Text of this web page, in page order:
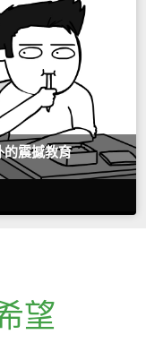
的震撼教育
望